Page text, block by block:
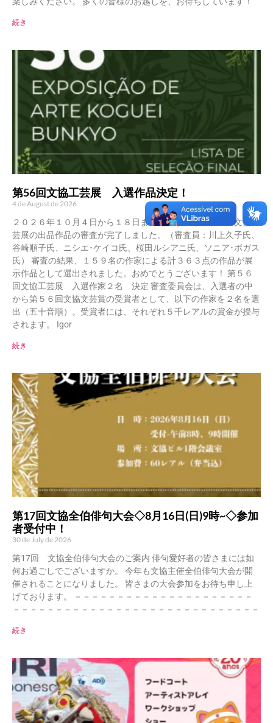
続き
第56回文協工芸展 入選作品決定！
4 de August de 2026
２０２６年１０月４日から１８日まで開催される第５６回文協工
芸展の出品作品の審査が完了しました。（審査員：川上久子氏、
谷崎順子氏、ニシエ･ケイコ氏、桜田ルシアニ氏、ソニア･ボガス
氏） 審査の結果、１５９名の作家による計３６３点の作品が展
示作品として選出されました。おめでとうございます！ 第５６
回文協工芸展 入選作家２名 決定 審査委員会は、入選者の中
から第５６回文協文芸賞の受賞者として、以下の作家を２名を選
出（五十音順）。受賞者には、それぞれ５千レアルの賞金が授与
されます。 Igor
続き
第17回文協全伯俳句大会◇8月16日(日)9時~◇参加
者受付中！
30 de July de 2026
第17回 文協全伯俳句大会のご案内 俳句愛好者の皆さまには如
何お過ごしでございますか。 今年も文協主催全伯俳句大会が開
催されることになりました。 皆さまの大会参加をお待ち申し上
げております。 －－－－－－－－－－－－－－－－－－－－－
－－－－－－－－－－－－－－－－－－－－－－－－－－－－－
続き